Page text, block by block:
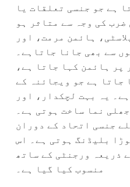
ہے جو جنسی تعلقات یا
ضرب کی وجہ سے متاثر ہو
ہائمن مرمت، اور
سے بھی جانا جاتاہے۔
پر ہائمن کہا جاتا ہے،
جاتا ہے جو ویجائنہ کے
یہ بہت لچکدار، اور
نما ساخت ہوتی ہے۔
جنسی اتحاد کے دوران
بلیڈنگ ہوتی ہے۔ اس
ذریعہ ورجنٹی کے ساتھ
منسوب کیا گیا ہے۔